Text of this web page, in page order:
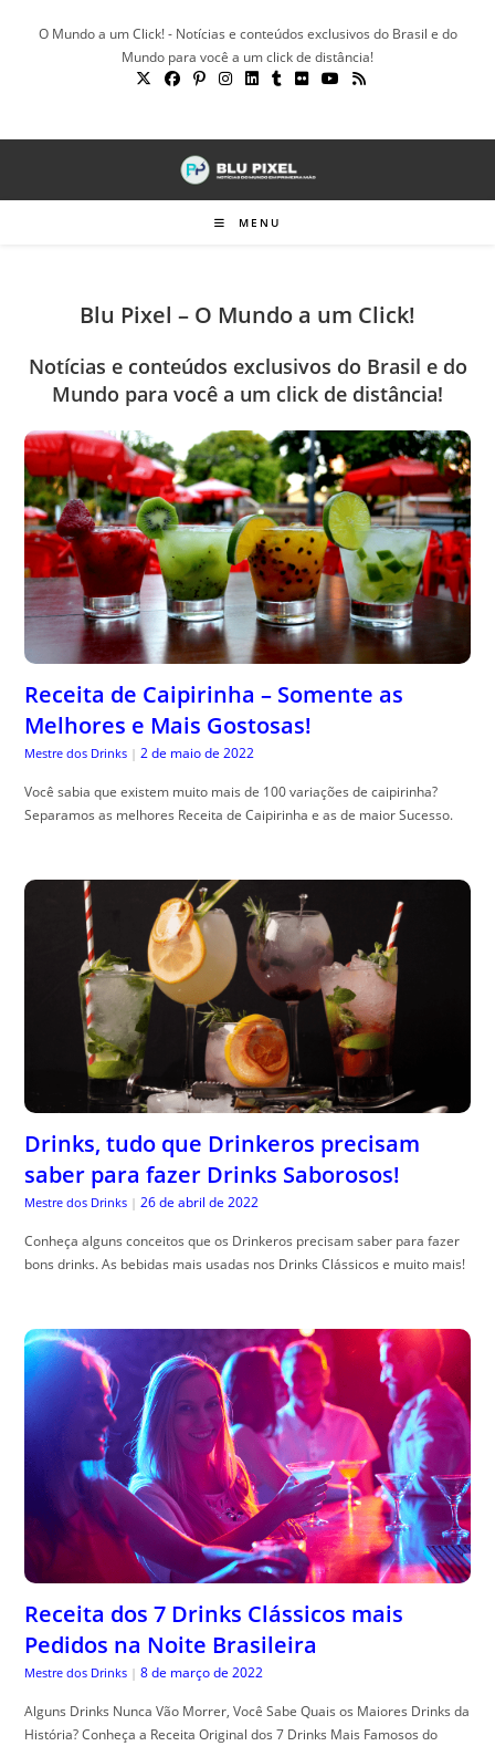
O Mundo a um Click! - Notícias e conteúdos exclusivos do Brasil e do
Mundo para você a um click de distância!
MENU
Blu Pixel – O Mundo a um Click!
Notícias e conteúdos exclusivos do Brasil e do
Mundo para você a um click de distância!
Receita de Caipirinha – Somente as
Melhores e Mais Gostosas!
Mestre dos Drinks | 2 de maio de 2022
Você sabia que existem muito mais de 100 variações de caipirinha?
Separamos as melhores Receita de Caipirinha e as de maior Sucesso.
Drinks, tudo que Drinkeros precisam
saber para fazer Drinks Saborosos!
Mestre dos Drinks | 26 de abril de 2022
Conheça alguns conceitos que os Drinkeros precisam saber para fazer
bons drinks. As bebidas mais usadas nos Drinks Clássicos e muito mais!
Receita dos 7 Drinks Clássicos mais
Pedidos na Noite Brasileira
Mestre dos Drinks | 8 de março de 2022
Alguns Drinks Nunca Vão Morrer, Você Sabe Quais os Maiores Drinks da
História? Conheça a Receita Original dos 7 Drinks Mais Famosos do